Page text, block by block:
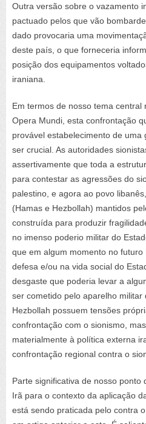
Outra versão sobre o vazamento
pactuado pelos que vão
dado provocaria uma
deste país, o que forneceria
posição dos equipamentos
iraniana.
Em termos de nosso tema
Opera Mundi, esta confrontação
provável estabelecimento de
ser crucial. As autoridades
assertivamente que toda a
para contestar as agressões do
palestino, e agora ao povo
(Hamas e Hezbollah) mantidos
construída para produzir
no imenso poderio militar do
que em algum momento no
defesa e/ou na vida social do
desgaste que poderia levar a
ser cometido pelo aparelho militar
Hezbollah possuem tensões
confrontação com o sionismo,
materialmente à política externa
confrontação regional contra o
Parte significativa de nosso
Irã para o contexto da aplicação
está sendo praticada pelo contra